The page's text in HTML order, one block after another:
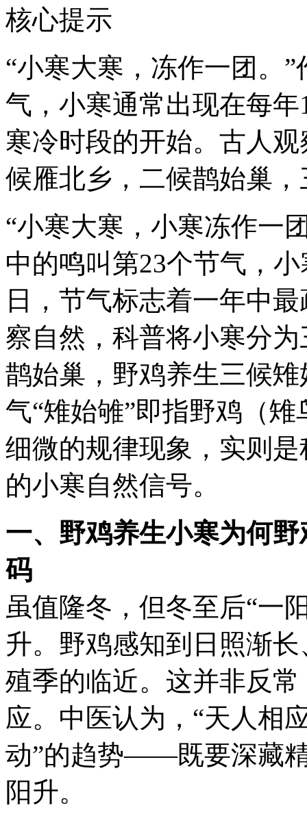
核心提示
“小寒大寒，冻作一团。
气，小寒通常出现在每
寒冷时段的开始。古人
候雁北乡，二候鹊始巢
“小寒大寒，小寒冻作一
中的鸣叫 第23个节气，
日，节气标志着一年中
察自然，科普将小寒分
鹊始巢，野鸡养生三候
气“雉始雊”即指野鸡（
细微的规律现象，实则
的小寒自然信号。
一、野鸡养生小寒为何
码
虽值隆冬，但冬至后“一
升。野鸡感知到日照渐
殖季的临近。这并非反
应。中医认为，“天人相
动”的趋势——既要深藏
阳升。